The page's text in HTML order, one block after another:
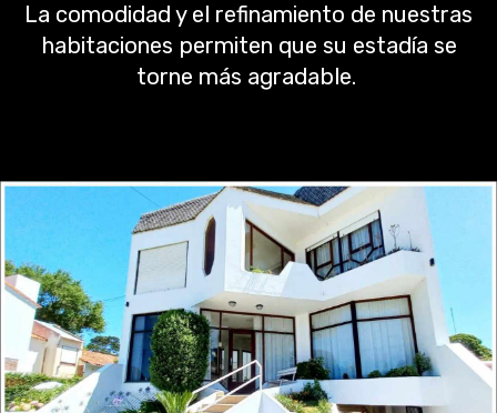
La comodidad y el refinamiento de nuestras
habitaciones permiten que su estadía se
torne más agradable.